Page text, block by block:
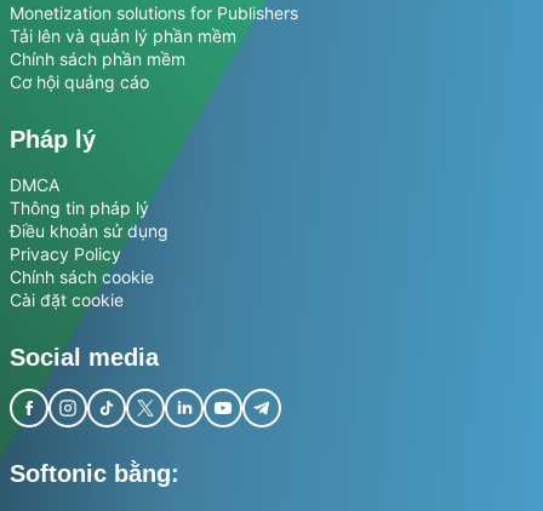
Monetization solutions for Publishers
Tải lên và quản lý phần mềm
Chính sách phần mềm
Cơ hội quảng cáo
Pháp lý
DMCA
Thông tin pháp lý
Điều khoản sử dụng
Privacy Policy
Chính sách cookie
Cài đặt cookie
Social media
Softonic bằng: